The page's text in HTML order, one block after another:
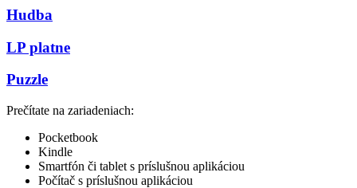
Hudba
LP platne
Puzzle
Prečítate na zariadeniach:
Pocketbook
Kindle
Smartfón či tablet s príslušnou aplikáciou
Počítač s príslušnou aplikáciou